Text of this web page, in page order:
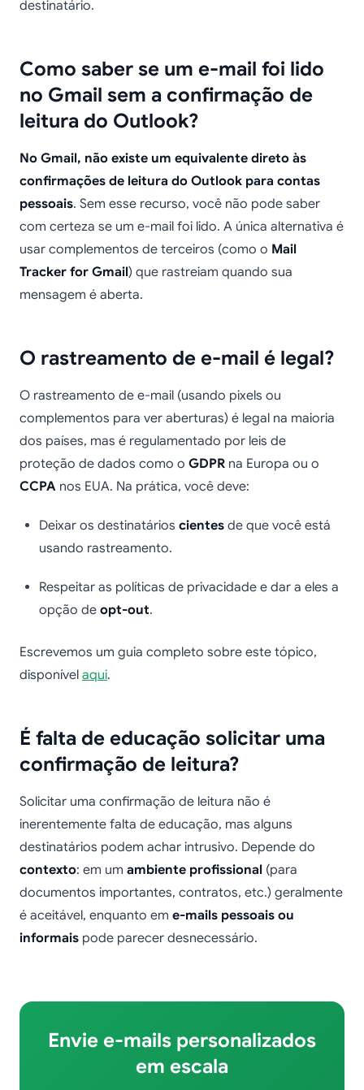
destinatário.
Como saber se um e-mail foi lido
no Gmail sem a confirmação de
leitura do Outlook?
No Gmail, não existe um equivalente direto às
confirmações de leitura do Outlook para contas
pessoais. Sem esse recurso, você não pode saber
com certeza se um e-mail foi lido. A única alternativa é
usar complementos de terceiros (como o Mail
Tracker for Gmail) que rastreiam quando sua
mensagem é aberta.
O rastreamento de e-mail é legal?
O rastreamento de e-mail (usando pixels ou
complementos para ver aberturas) é legal na maioria
dos países, mas é regulamentado por leis de
proteção de dados como o GDPR na Europa ou o
CCPA nos EUA. Na prática, você deve:
Deixar os destinatários cientes de que você está
usando rastreamento.
Respeitar as políticas de privacidade e dar a eles a
opção de opt-out.
Escrevemos um guia completo sobre este tópico,
disponível aqui.
É falta de educação solicitar uma
confirmação de leitura?
Solicitar uma confirmação de leitura não é
inerentemente falta de educação, mas alguns
destinatários podem achar intrusivo. Depende do
contexto: em um ambiente profissional (para
documentos importantes, contratos, etc.) geralmente
é aceitável, enquanto em e-mails pessoais ou
informais pode parecer desnecessário.
Envie e-mails personalizados
em escala